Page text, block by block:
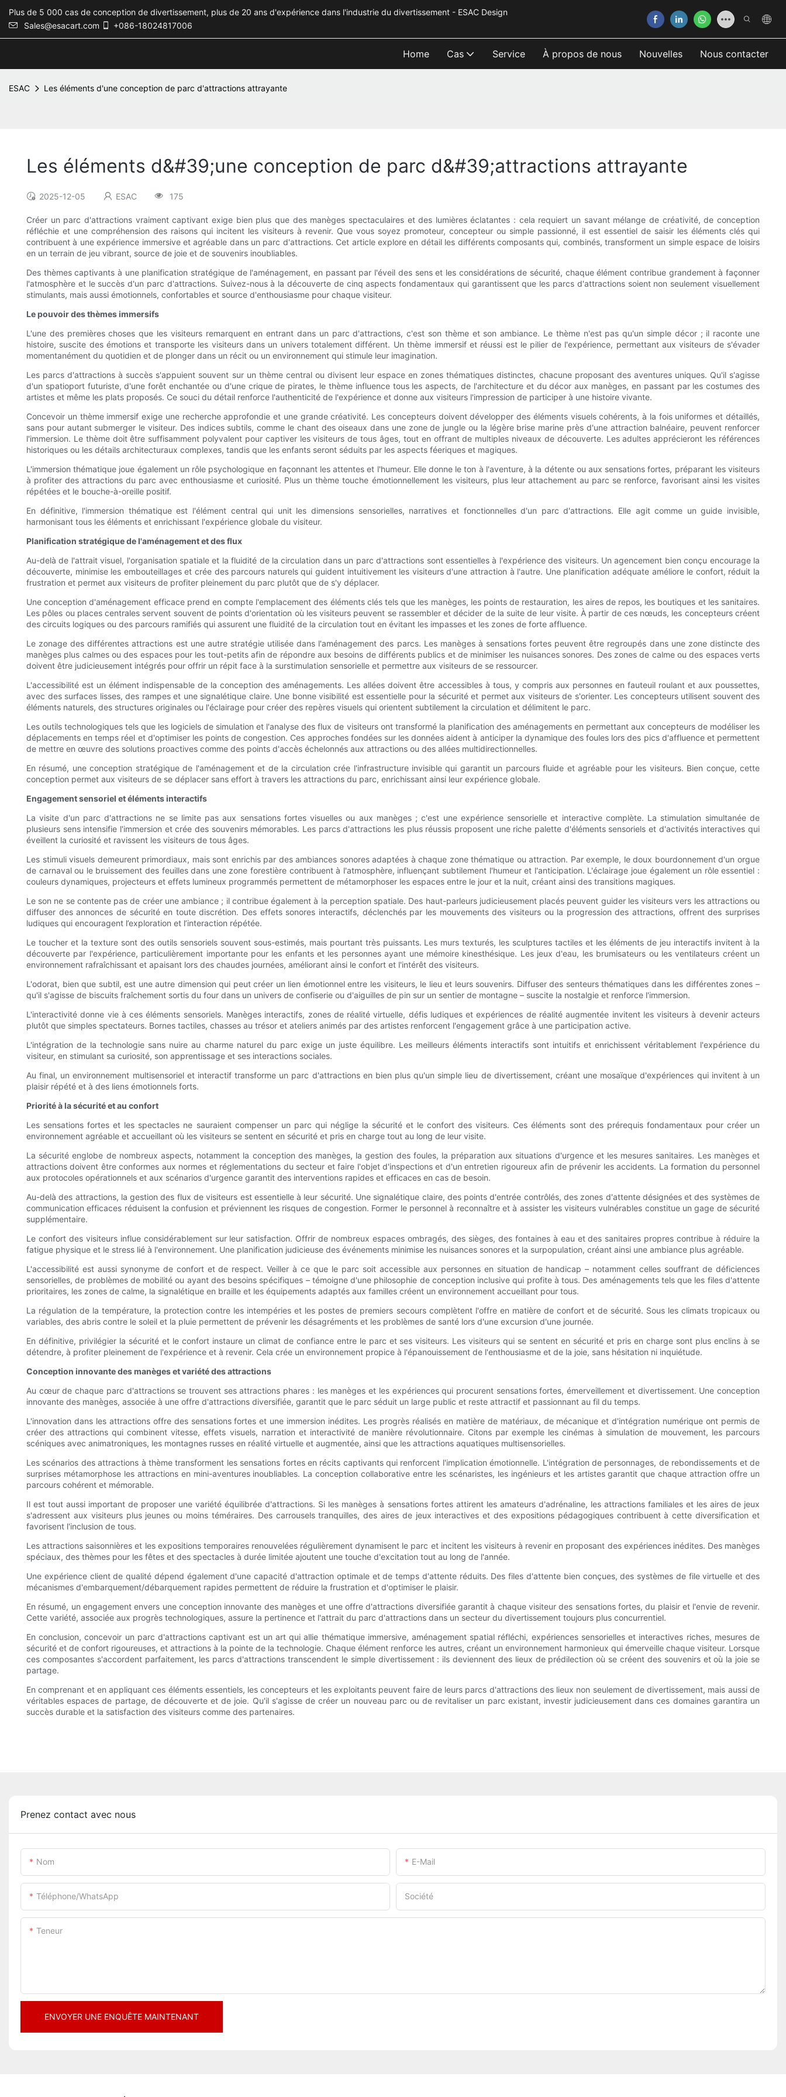
Plus de 5 000 cas de conception de divertissement, plus de 20 ans d'expérience dans l'industrie du divertissement - ESAC Design
Sales@esacart.com
+086-18024817006
Home Cas Service À propos de nous Nouvelles Nous contacter
ESAC Les éléments d'une conception de parc d'attractions attrayante
Les éléments d&#39;une conception de parc d&#39;attractions attrayante
2025-12-05 ESAC 175
Créer un parc d'attractions vraiment captivant exige bien plus que des manèges spectaculaires et des lumières éclatantes : cela requiert un savant mélange de créativité, de conception
réfléchie et une compréhension des raisons qui incitent les visiteurs à revenir. Que vous soyez promoteur, concepteur ou simple passionné, il est essentiel de saisir les éléments clés qui
contribuent à une expérience immersive et agréable dans un parc d'attractions. Cet article explore en détail les différents composants qui, combinés, transforment un simple espace de loisirs
en un terrain de jeu vibrant, source de joie et de souvenirs inoubliables.
Des thèmes captivants à une planification stratégique de l'aménagement, en passant par l'éveil des sens et les considérations de sécurité, chaque élément contribue grandement à façonner
l'atmosphère et le succès d'un parc d'attractions. Suivez-nous à la découverte de cinq aspects fondamentaux qui garantissent que les parcs d'attractions soient non seulement visuellement
stimulants, mais aussi émotionnels, confortables et source d'enthousiasme pour chaque visiteur.
Le pouvoir des thèmes immersifs
L'une des premières choses que les visiteurs remarquent en entrant dans un parc d'attractions, c'est son thème et son ambiance. Le thème n'est pas qu'un simple décor ; il raconte une
histoire, suscite des émotions et transporte les visiteurs dans un univers totalement différent. Un thème immersif et réussi est le pilier de l'expérience, permettant aux visiteurs de s'évader
momentanément du quotidien et de plonger dans un récit ou un environnement qui stimule leur imagination.
Les parcs d'attractions à succès s'appuient souvent sur un thème central ou divisent leur espace en zones thématiques distinctes, chacune proposant des aventures uniques. Qu'il s'agisse
d'un spatioport futuriste, d'une forêt enchantée ou d'une crique de pirates, le thème influence tous les aspects, de l'architecture et du décor aux manèges, en passant par les costumes des
artistes et même les plats proposés. Ce souci du détail renforce l'authenticité de l'expérience et donne aux visiteurs l'impression de participer à une histoire vivante.
Concevoir un thème immersif exige une recherche approfondie et une grande créativité. Les concepteurs doivent développer des éléments visuels cohérents, à la fois uniformes et détaillés,
sans pour autant submerger le visiteur. Des indices subtils, comme le chant des oiseaux dans une zone de jungle ou la légère brise marine près d'une attraction balnéaire, peuvent renforcer
l'immersion. Le thème doit être suffisamment polyvalent pour captiver les visiteurs de tous âges, tout en offrant de multiples niveaux de découverte. Les adultes apprécieront les références
historiques ou les détails architecturaux complexes, tandis que les enfants seront séduits par les aspects féeriques et magiques.
L'immersion thématique joue également un rôle psychologique en façonnant les attentes et l'humeur. Elle donne le ton à l'aventure, à la détente ou aux sensations fortes, préparant les visiteurs
à profiter des attractions du parc avec enthousiasme et curiosité. Plus un thème touche émotionnellement les visiteurs, plus leur attachement au parc se renforce, favorisant ainsi les visites
répétées et le bouche-à-oreille positif.
En définitive, l'immersion thématique est l'élément central qui unit les dimensions sensorielles, narratives et fonctionnelles d'un parc d'attractions. Elle agit comme un guide invisible,
harmonisant tous les éléments et enrichissant l'expérience globale du visiteur.
Planification stratégique de l'aménagement et des flux
Au-delà de l'attrait visuel, l'organisation spatiale et la fluidité de la circulation dans un parc d'attractions sont essentielles à l'expérience des visiteurs. Un agencement bien conçu encourage la
découverte, minimise les embouteillages et crée des parcours naturels qui guident intuitivement les visiteurs d'une attraction à l'autre. Une planification adéquate améliore le confort, réduit la
frustration et permet aux visiteurs de profiter pleinement du parc plutôt que de s'y déplacer.
Une conception d'aménagement efficace prend en compte l'emplacement des éléments clés tels que les manèges, les points de restauration, les aires de repos, les boutiques et les sanitaires.
Les pôles ou places centrales servent souvent de points d'orientation où les visiteurs peuvent se rassembler et décider de la suite de leur visite. À partir de ces nœuds, les concepteurs créent
des circuits logiques ou des parcours ramifiés qui assurent une fluidité de la circulation tout en évitant les impasses et les zones de forte affluence.
Le zonage des différentes attractions est une autre stratégie utilisée dans l'aménagement des parcs. Les manèges à sensations fortes peuvent être regroupés dans une zone distincte des
manèges plus calmes ou des espaces pour les tout-petits afin de répondre aux besoins de différents publics et de minimiser les nuisances sonores. Des zones de calme ou des espaces verts
doivent être judicieusement intégrés pour offrir un répit face à la surstimulation sensorielle et permettre aux visiteurs de se ressourcer.
L'accessibilité est un élément indispensable de la conception des aménagements. Les allées doivent être accessibles à tous, y compris aux personnes en fauteuil roulant et aux poussettes,
avec des surfaces lisses, des rampes et une signalétique claire. Une bonne visibilité est essentielle pour la sécurité et permet aux visiteurs de s'orienter. Les concepteurs utilisent souvent des
éléments naturels, des structures originales ou l'éclairage pour créer des repères visuels qui orientent subtilement la circulation et délimitent le parc.
Les outils technologiques tels que les logiciels de simulation et l'analyse des flux de visiteurs ont transformé la planification des aménagements en permettant aux concepteurs de modéliser les
déplacements en temps réel et d'optimiser les points de congestion. Ces approches fondées sur les données aident à anticiper la dynamique des foules lors des pics d'affluence et permettent
de mettre en œuvre des solutions proactives comme des points d'accès échelonnés aux attractions ou des allées multidirectionnelles.
En résumé, une conception stratégique de l'aménagement et de la circulation crée l'infrastructure invisible qui garantit un parcours fluide et agréable pour les visiteurs. Bien conçue, cette
conception permet aux visiteurs de se déplacer sans effort à travers les attractions du parc, enrichissant ainsi leur expérience globale.
Engagement sensoriel et éléments interactifs
La visite d'un parc d'attractions ne se limite pas aux sensations fortes visuelles ou aux manèges ; c'est une expérience sensorielle et interactive complète. La stimulation simultanée de
plusieurs sens intensifie l'immersion et crée des souvenirs mémorables. Les parcs d'attractions les plus réussis proposent une riche palette d'éléments sensoriels et d'activités interactives qui
éveillent la curiosité et ravissent les visiteurs de tous âges.
Les stimuli visuels demeurent primordiaux, mais sont enrichis par des ambiances sonores adaptées à chaque zone thématique ou attraction. Par exemple, le doux bourdonnement d'un orgue
de carnaval ou le bruissement des feuilles dans une zone forestière contribuent à l'atmosphère, influençant subtilement l'humeur et l'anticipation. L'éclairage joue également un rôle essentiel :
couleurs dynamiques, projecteurs et effets lumineux programmés permettent de métamorphoser les espaces entre le jour et la nuit, créant ainsi des transitions magiques.
Le son ne se contente pas de créer une ambiance ; il contribue également à la perception spatiale. Des haut-parleurs judicieusement placés peuvent guider les visiteurs vers les attractions ou
diffuser des annonces de sécurité en toute discrétion. Des effets sonores interactifs, déclenchés par les mouvements des visiteurs ou la progression des attractions, offrent des surprises
ludiques qui encouragent l’exploration et l’interaction répétée.
Le toucher et la texture sont des outils sensoriels souvent sous-estimés, mais pourtant très puissants. Les murs texturés, les sculptures tactiles et les éléments de jeu interactifs invitent à la
découverte par l'expérience, particulièrement importante pour les enfants et les personnes ayant une mémoire kinesthésique. Les jeux d'eau, les brumisateurs ou les ventilateurs créent un
environnement rafraîchissant et apaisant lors des chaudes journées, améliorant ainsi le confort et l'intérêt des visiteurs.
L'odorat, bien que subtil, est une autre dimension qui peut créer un lien émotionnel entre les visiteurs, le lieu et leurs souvenirs. Diffuser des senteurs thématiques dans les différentes zones –
qu'il s'agisse de biscuits fraîchement sortis du four dans un univers de confiserie ou d'aiguilles de pin sur un sentier de montagne – suscite la nostalgie et renforce l'immersion.
L'interactivité donne vie à ces éléments sensoriels. Manèges interactifs, zones de réalité virtuelle, défis ludiques et expériences de réalité augmentée invitent les visiteurs à devenir acteurs
plutôt que simples spectateurs. Bornes tactiles, chasses au trésor et ateliers animés par des artistes renforcent l'engagement grâce à une participation active.
L'intégration de la technologie sans nuire au charme naturel du parc exige un juste équilibre. Les meilleurs éléments interactifs sont intuitifs et enrichissent véritablement l'expérience du
visiteur, en stimulant sa curiosité, son apprentissage et ses interactions sociales.
Au final, un environnement multisensoriel et interactif transforme un parc d'attractions en bien plus qu'un simple lieu de divertissement, créant une mosaïque d'expériences qui invitent à un
plaisir répété et à des liens émotionnels forts.
Priorité à la sécurité et au confort
Les sensations fortes et les spectacles ne sauraient compenser un parc qui néglige la sécurité et le confort des visiteurs. Ces éléments sont des prérequis fondamentaux pour créer un
environnement agréable et accueillant où les visiteurs se sentent en sécurité et pris en charge tout au long de leur visite.
La sécurité englobe de nombreux aspects, notamment la conception des manèges, la gestion des foules, la préparation aux situations d'urgence et les mesures sanitaires. Les manèges et
attractions doivent être conformes aux normes et réglementations du secteur et faire l'objet d'inspections et d'un entretien rigoureux afin de prévenir les accidents. La formation du personnel
aux protocoles opérationnels et aux scénarios d'urgence garantit des interventions rapides et efficaces en cas de besoin.
Au-delà des attractions, la gestion des flux de visiteurs est essentielle à leur sécurité. Une signalétique claire, des points d'entrée contrôlés, des zones d'attente désignées et des systèmes de
communication efficaces réduisent la confusion et préviennent les risques de congestion. Former le personnel à reconnaître et à assister les visiteurs vulnérables constitue un gage de sécurité
supplémentaire.
Le confort des visiteurs influe considérablement sur leur satisfaction. Offrir de nombreux espaces ombragés, des sièges, des fontaines à eau et des sanitaires propres contribue à réduire la
fatigue physique et le stress lié à l'environnement. Une planification judicieuse des événements minimise les nuisances sonores et la surpopulation, créant ainsi une ambiance plus agréable.
L'accessibilité est aussi synonyme de confort et de respect. Veiller à ce que le parc soit accessible aux personnes en situation de handicap – notamment celles souffrant de déficiences
sensorielles, de problèmes de mobilité ou ayant des besoins spécifiques – témoigne d'une philosophie de conception inclusive qui profite à tous. Des aménagements tels que les files d'attente
prioritaires, les zones de calme, la signalétique en braille et les équipements adaptés aux familles créent un environnement accueillant pour tous.
La régulation de la température, la protection contre les intempéries et les postes de premiers secours complètent l'offre en matière de confort et de sécurité. Sous les climats tropicaux ou
variables, des abris contre le soleil et la pluie permettent de prévenir les désagréments et les problèmes de santé lors d'une excursion d'une journée.
En définitive, privilégier la sécurité et le confort instaure un climat de confiance entre le parc et ses visiteurs. Les visiteurs qui se sentent en sécurité et pris en charge sont plus enclins à se
détendre, à profiter pleinement de l'expérience et à revenir. Cela crée un environnement propice à l'épanouissement de l'enthousiasme et de la joie, sans hésitation ni inquiétude.
Conception innovante des manèges et variété des attractions
Au cœur de chaque parc d'attractions se trouvent ses attractions phares : les manèges et les expériences qui procurent sensations fortes, émerveillement et divertissement. Une conception
innovante des manèges, associée à une offre d'attractions diversifiée, garantit que le parc séduit un large public et reste attractif et passionnant au fil du temps.
L'innovation dans les attractions offre des sensations fortes et une immersion inédites. Les progrès réalisés en matière de matériaux, de mécanique et d'intégration numérique ont permis de
créer des attractions qui combinent vitesse, effets visuels, narration et interactivité de manière révolutionnaire. Citons par exemple les cinémas à simulation de mouvement, les parcours
scéniques avec animatroniques, les montagnes russes en réalité virtuelle et augmentée, ainsi que les attractions aquatiques multisensorielles.
Les scénarios des attractions à thème transforment les sensations fortes en récits captivants qui renforcent l'implication émotionnelle. L'intégration de personnages, de rebondissements et de
surprises métamorphose les attractions en mini-aventures inoubliables. La conception collaborative entre les scénaristes, les ingénieurs et les artistes garantit que chaque attraction offre un
parcours cohérent et mémorable.
Il est tout aussi important de proposer une variété équilibrée d'attractions. Si les manèges à sensations fortes attirent les amateurs d'adrénaline, les attractions familiales et les aires de jeux
s'adressent aux visiteurs plus jeunes ou moins téméraires. Des carrousels tranquilles, des aires de jeux interactives et des expositions pédagogiques contribuent à cette diversification et
favorisent l'inclusion de tous.
Les attractions saisonnières et les expositions temporaires renouvelées régulièrement dynamisent le parc et incitent les visiteurs à revenir en proposant des expériences inédites. Des manèges
spéciaux, des thèmes pour les fêtes et des spectacles à durée limitée ajoutent une touche d'excitation tout au long de l'année.
Une expérience client de qualité dépend également d'une capacité d'attraction optimale et de temps d'attente réduits. Des files d'attente bien conçues, des systèmes de file virtuelle et des
mécanismes d'embarquement/débarquement rapides permettent de réduire la frustration et d'optimiser le plaisir.
En résumé, un engagement envers une conception innovante des manèges et une offre d'attractions diversifiée garantit à chaque visiteur des sensations fortes, du plaisir et l'envie de revenir.
Cette variété, associée aux progrès technologiques, assure la pertinence et l'attrait du parc d'attractions dans un secteur du divertissement toujours plus concurrentiel.
En conclusion, concevoir un parc d'attractions captivant est un art qui allie thématique immersive, aménagement spatial réfléchi, expériences sensorielles et interactives riches, mesures de
sécurité et de confort rigoureuses, et attractions à la pointe de la technologie. Chaque élément renforce les autres, créant un environnement harmonieux qui émerveille chaque visiteur. Lorsque
ces composantes s'accordent parfaitement, les parcs d'attractions transcendent le simple divertissement : ils deviennent des lieux de prédilection où se créent des souvenirs et où la joie se
partage.
En comprenant et en appliquant ces éléments essentiels, les concepteurs et les exploitants peuvent faire de leurs parcs d'attractions des lieux non seulement de divertissement, mais aussi de
véritables espaces de partage, de découverte et de joie. Qu'il s'agisse de créer un nouveau parc ou de revitaliser un parc existant, investir judicieusement dans ces domaines garantira un
succès durable et la satisfaction des visiteurs comme des partenaires.
Prenez contact avec nous
Nom E-Mail
Téléphone/WhatsApp Société
Teneur
ENVOYER UNE ENQUÊTE MAINTENANT